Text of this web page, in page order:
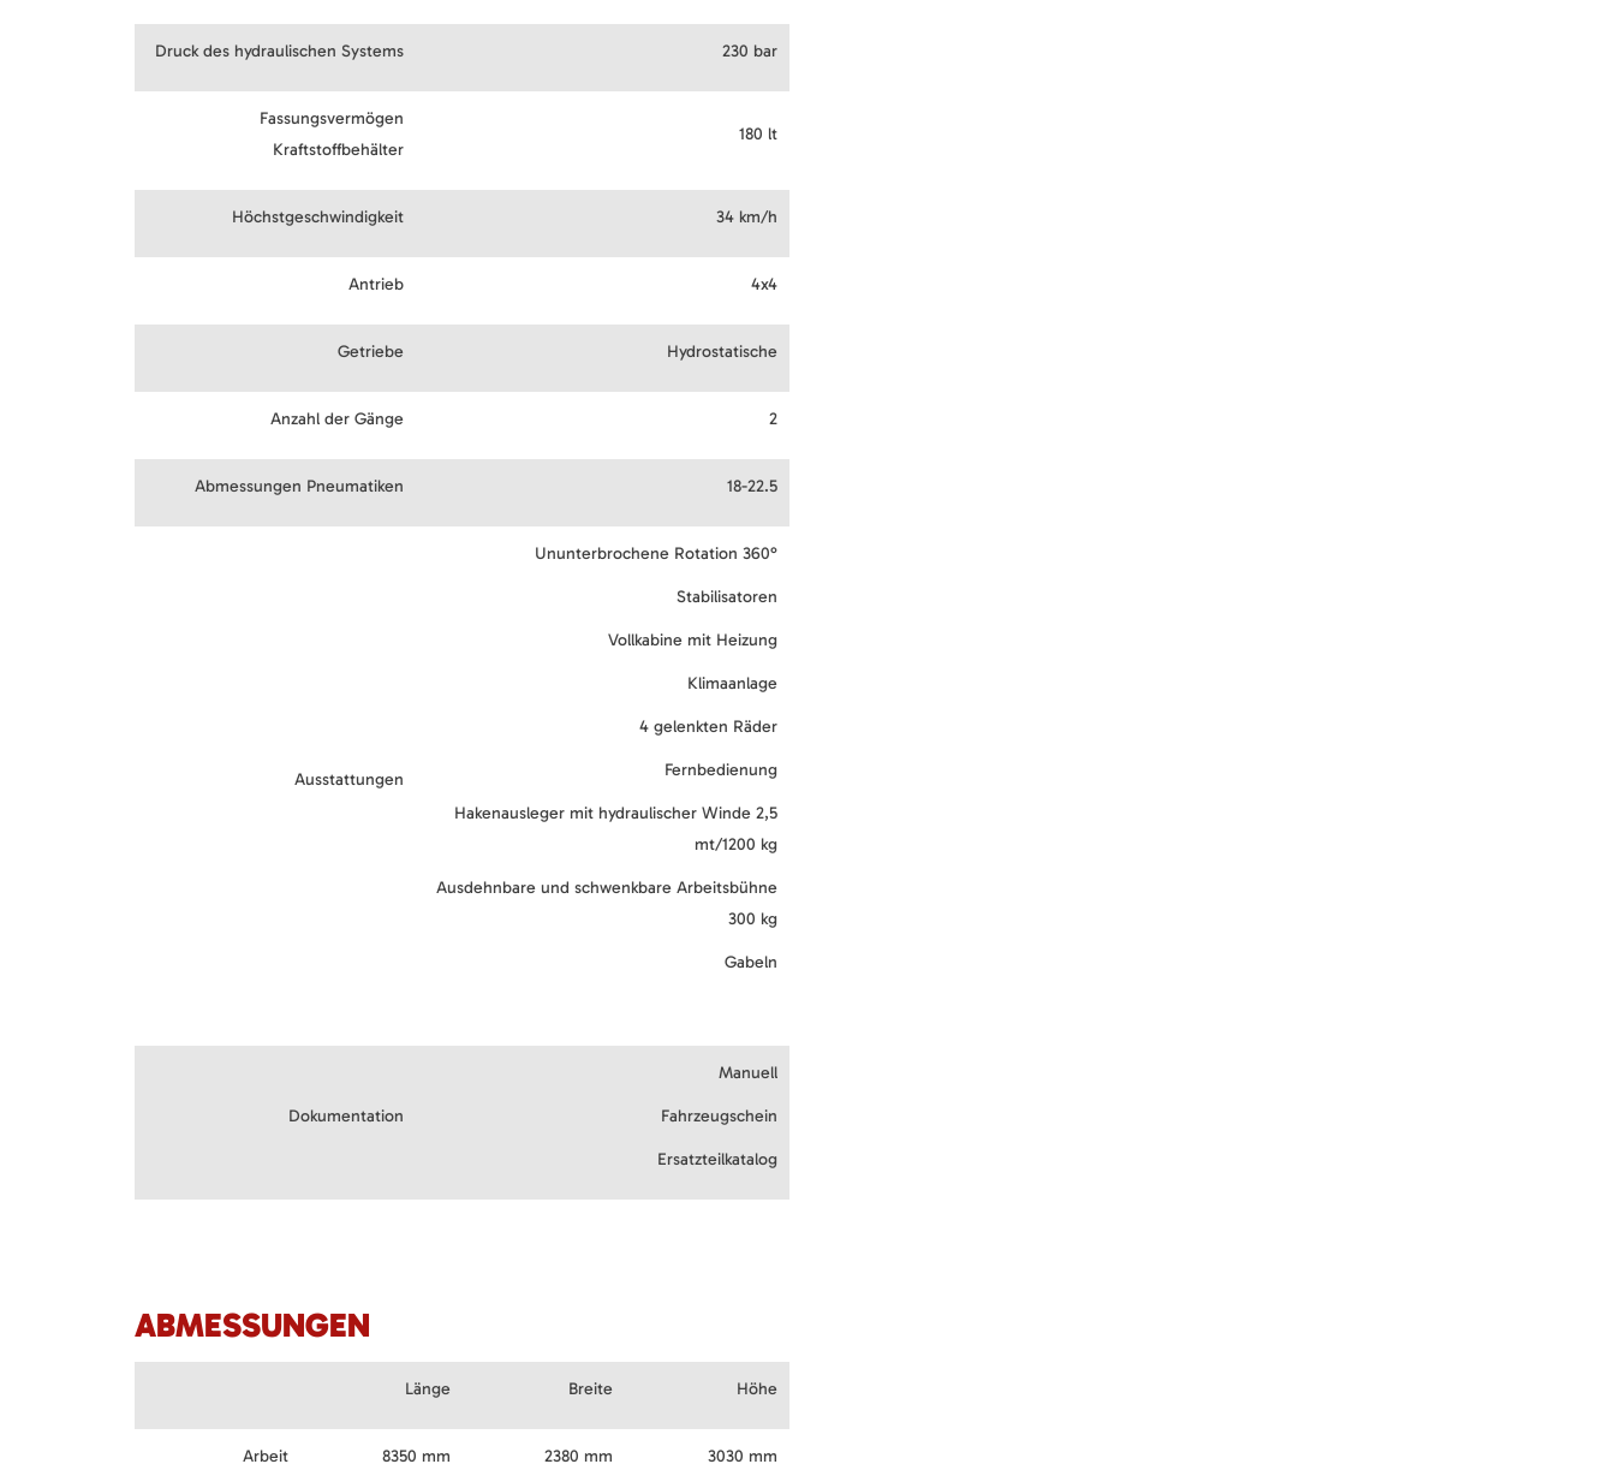
Druck des hydraulischen Systems 230 bar
Fassungsvermögen
Kraftstoffbehälter
180 lt
Höchstgeschwindigkeit 34 km/h
Antrieb 4x4
Getriebe Hydrostatische
Anzahl der Gänge 2
Abmessungen Pneumatiken 18-22.5
Ausstattungen
Ununterbrochene Rotation 360°
Stabilisatoren
Vollkabine mit Heizung
Klimaanlage
4 gelenkten Räder
Fernbedienung
Hakenausleger mit hydraulischer Winde 2,5
mt/1200 kg
Ausdehnbare und schwenkbare Arbeitsbühne
300 kg
Gabeln
Dokumentation
Manuell
Fahrzeugschein
Ersatzteilkatalog
ABMESSUNGEN
Länge Breite Höhe
Arbeit 8350 mm 2380 mm 3030 mm